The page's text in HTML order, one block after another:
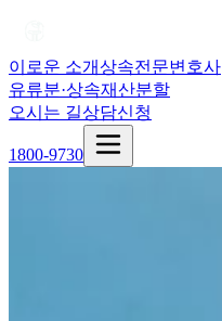
이로운 소개상속전문변호사
유류분·상속재산분할
오시는 길상담신청
1800-9730